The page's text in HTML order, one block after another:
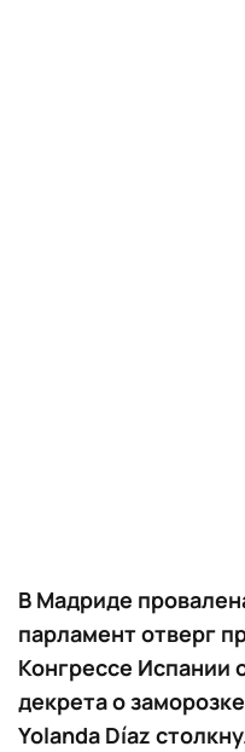
В Мадриде
парламент отверг
Конгрессе Испании
декрета о
Yolanda Díaz